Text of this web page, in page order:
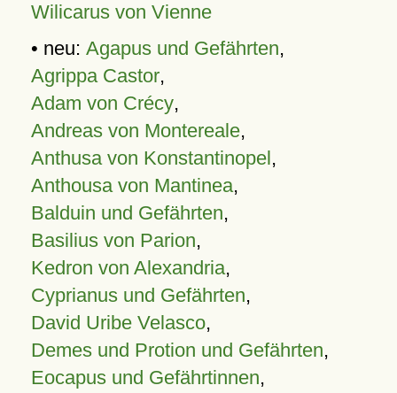
Wilicarus von Vienne
• neu: Agapus und Gefährten,
Agrippa Castor,
Adam von Crécy,
Andreas von Montereale,
Anthusa von Konstantinopel,
Anthousa von Mantinea,
Balduin und Gefährten,
Basilius von Parion,
Kedron von Alexandria,
Cyprianus und Gefährten,
David Uribe Velasco,
Demes und Protion und Gefährten,
Eocapus und Gefährtinnen,